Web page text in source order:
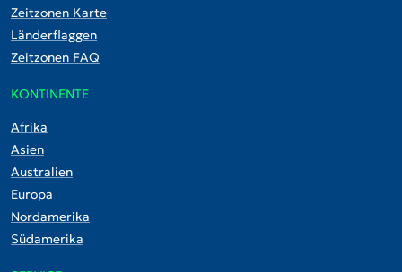
Zeitzonen Karte
Länderflaggen
Zeitzonen FAQ
KONTINENTE
Afrika
Asien
Australien
Europa
Nordamerika
Südamerika